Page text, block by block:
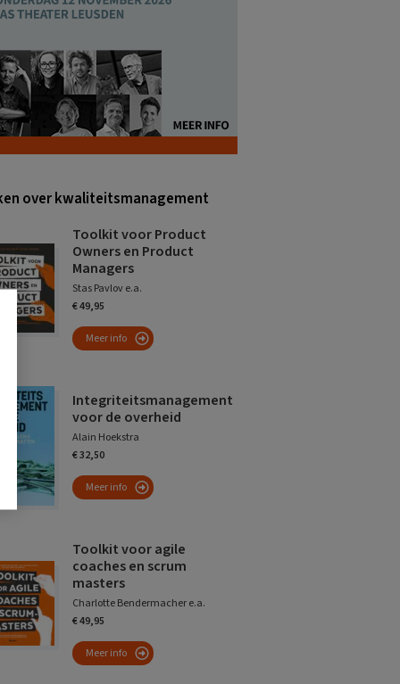
over kwaliteitsmanagement
Toolkit voor Product
Owners en Product
Managers
Stas Pavlov e.a.
€ 49,95
Meer info
Integriteitsmanagement
voor de overheid
Alain Hoekstra
€ 32,50
Meer info
Toolkit voor agile
coaches en scrum
masters
Charlotte Bendermacher e.a.
€ 49,95
Meer info